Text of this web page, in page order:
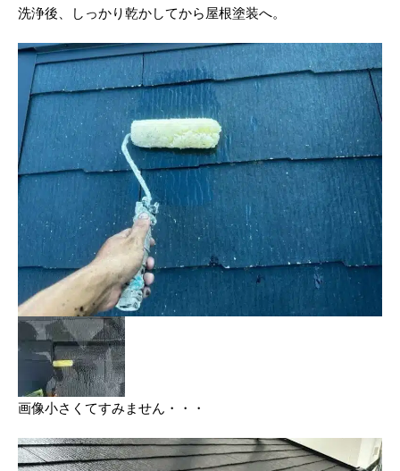
洗浄後、しっかり乾かしてから屋根塗装へ。
画像小さくてすみません・・・